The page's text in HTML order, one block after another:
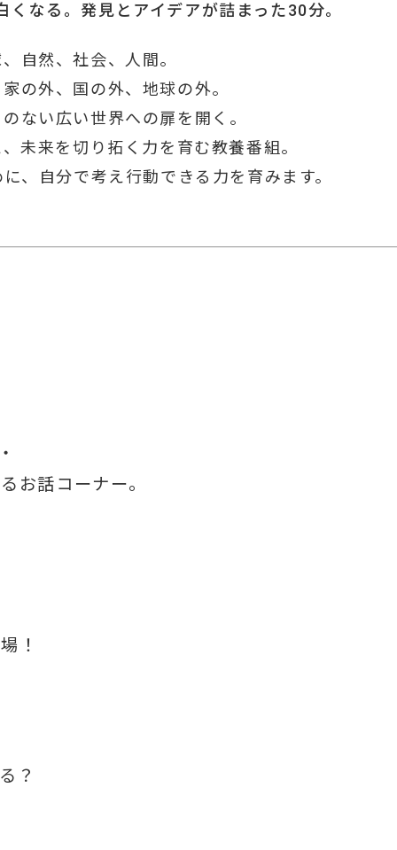
なる。発見とアイデアが詰まった30分。
自然、社会、人間。
の外、国の外、地球の外。
ない広い世界への扉を開く。
未来を切り拓く力を育む教養番組。
、自分で考え行動できる力を育みます。
お話コーナー。
！
？